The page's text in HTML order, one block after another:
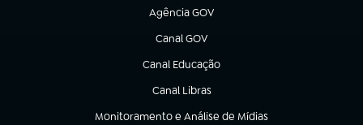
Agência GOV
(abre em nova aba)
Canal GOV
(abre em nova aba)
Canal Educação
(abre em nova aba)
Canal Libras
(abre em nova aba)
Monitoramento e Análise de Mídias
(abre em nova aba)